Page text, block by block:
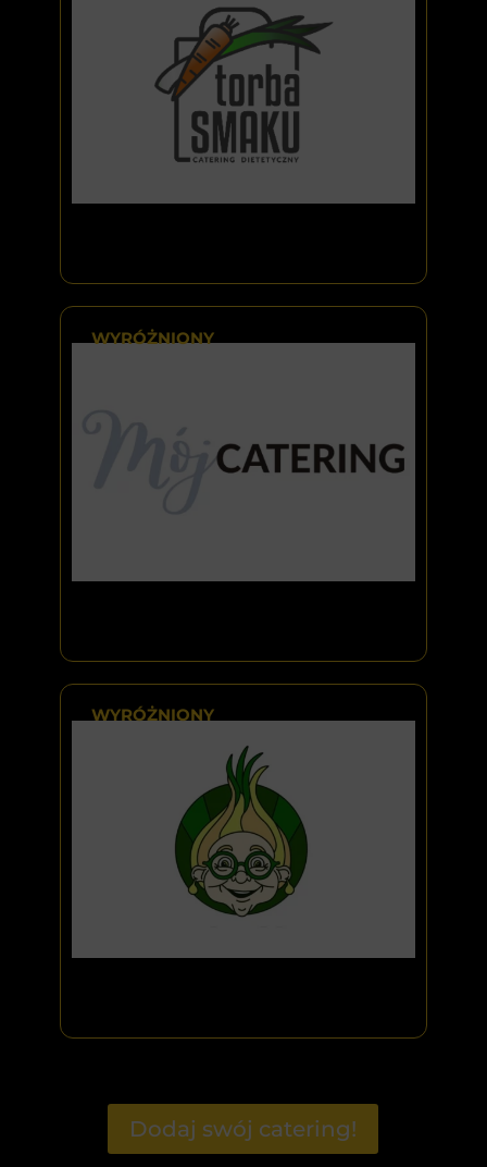
WYRÓŻNIONY
WYRÓŻNIONY
Dodaj swój catering!